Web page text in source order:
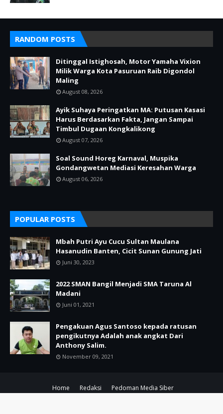
RANDOM POSTS
Ditinggal Istighosah, Motor Yamaha Vixion
Milik Warga Kota Pasuruan Raib Digondol
Maling
August 08, 2026
Ayik Suhaya Peringatkan MA: Putusan Kasasi
Harus Berdasarkan Fakta, Jangan Sampai
Timbul Dugaan Kongkalikong
August 07, 2026
Soal Sound Horeg Karnaval, Muspika
Gondangwetan Mediasi Keresahan Warga
August 06, 2026
POPULAR POSTS
Mbah Putri Ayu Cucu Sultan Maulana
Hasanudin Banten, Cicit Sunan Gunung Jati
Juni 30, 2023
2022 SMAN Bangil Menjadi SMA Taruna Al
Madani
Juni 01, 2021
Pengakuan Agus Santoso kepada ratusan
pengikutnya Adalah anak angkat Dari
Anthony Salim.
November 09, 2021
Home Redaksi
Pedoman Media Siber